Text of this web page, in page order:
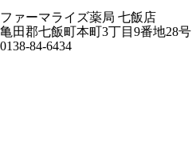
ファーマライズ薬局 七飯店
亀田郡七飯町本町3丁目9番地28号
0138-84-6434